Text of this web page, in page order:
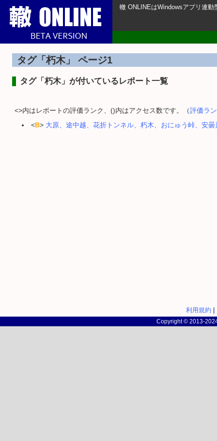
轍 ONLINEはWindowsアプリ連
タグ「朽木」 ページ1
タグ「朽木」が付いているレポート一覧
<>内はレポートの評価ランク、()内はアクセス数です。（評価ラ
<B> 大原、途中越、花折トンネル、朽木、おにゅう峠、安曇
利用規約
Copyright © 2013-